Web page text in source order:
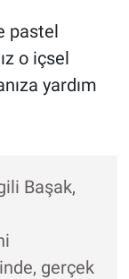
pastel
o içsel
yardım
Başak,
gerçek